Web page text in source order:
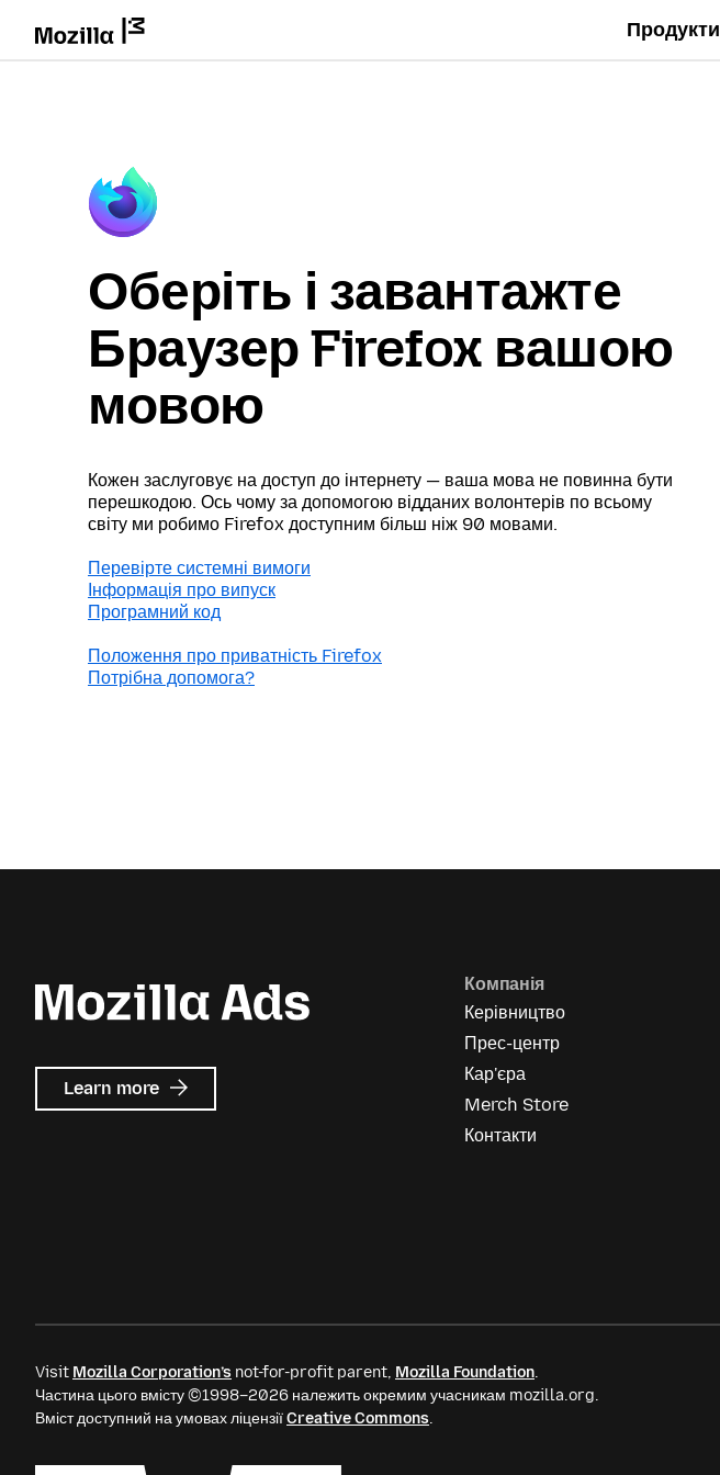
Продукти
Оберіть і завантажте
Браузер Firefox вашою
мовою
Кожен заслуговує на доступ до інтернету — ваша мова не повинна бути
перешкодою. Ось чому за допомогою відданих волонтерів по всьому
світу ми робимо Firefox доступним більш ніж 90 мовами.
Перевірте системні вимоги
Інформація про випуск
Програмний код
Положення про приватність Firefox
Потрібна допомога?
Learn more about
Mozilla
Компанія
Керівництво
Прес-центр
Кар'єра
Merch Store
Контакти
Visit Mozilla Corporation’s not-for-profit parent, Mozilla Foundation.
Частина цього вмісту ©1998–2026 належить окремим учасникам mozilla.org.
Вміст доступний на умовах ліцензіїCreative Commons.